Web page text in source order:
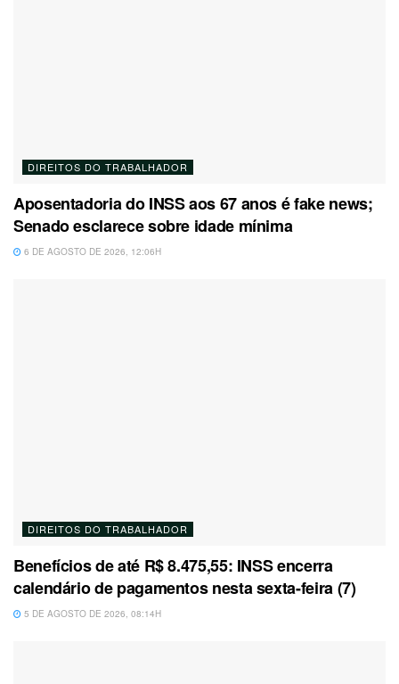
DIREITOS DO TRABALHADOR
Aposentadoria do INSS aos 67 anos é fake news;
Senado esclarece sobre idade mínima
6 DE AGOSTO DE 2026, 12:06H
DIREITOS DO TRABALHADOR
Benefícios de até R$ 8.475,55: INSS encerra
calendário de pagamentos nesta sexta-feira (7)
5 DE AGOSTO DE 2026, 08:14H